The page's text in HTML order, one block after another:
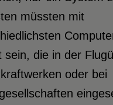
müssten mit
sein, die in der
oder bei